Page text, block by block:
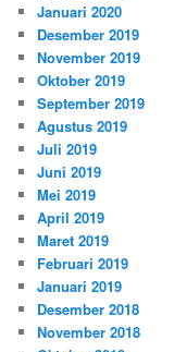
Januari 2020
Desember 2019
November 2019
Oktober 2019
September 2019
Agustus 2019
Juli 2019
Juni 2019
Mei 2019
April 2019
Maret 2019
Februari 2019
Januari 2019
Desember 2018
November 2018